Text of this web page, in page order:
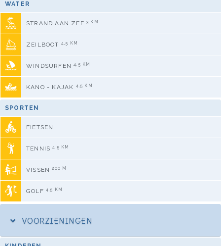
WATER
STRAND AAN ZEE 3 KM
ZEILBOOT 4,5 KM
WINDSURFEN4,5 KM
KANO - KAJAK 4,5 KM
SPORTEN
FIETSEN
TENNIS4,5 KM
VISSEN200 M
GOLF 4,5 KM
VOORZIENINGEN